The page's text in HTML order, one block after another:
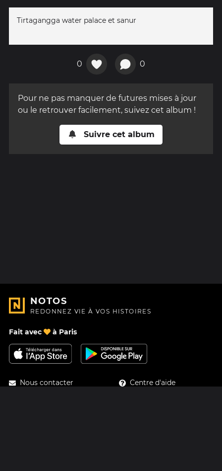
Tirtagangga water palace et sanur
0 0
Pour ne pas manquer de futures mises à jour
ou le retrouver facilement, suivez cet album !
Suivre cet album
NOTOS
REDONNEZ VIE À VOS HISTOIRES
Fait avec à Paris
Nous contacter
Centre d'aide